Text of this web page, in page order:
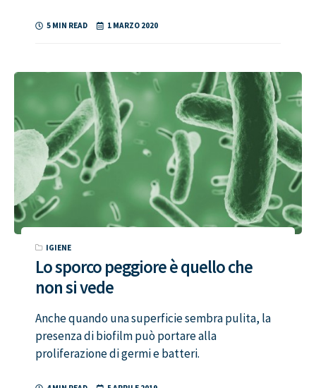
5 MIN READ 1 MARZO 2020
IGIENE
Lo sporco peggiore è quello che
non si vede
Anche quando una superficie sembra pulita, la
presenza di biofilm può portare alla
proliferazione di germi e batteri.